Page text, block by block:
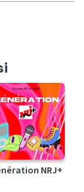
NRJ+